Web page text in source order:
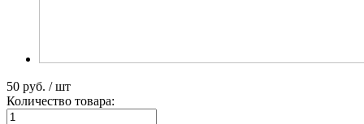
50 руб. / шт
Количество товара: